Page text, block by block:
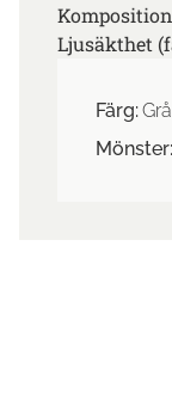
Komposition
Ljusäkthet
Färg:Grå
Mönster: